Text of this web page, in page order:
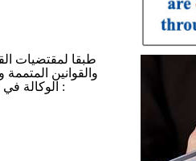
طبقا لمقتضيات
والقوانين
الوكالة في صورة الحصول على عقد عمل مع جهة أجنبية بالخارج، وذلك بتقديم ملف في الغرض يتكون من :